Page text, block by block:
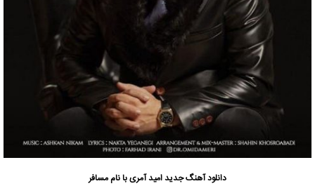
دانلود آهنگ جدیدامید آمریبا نام مسافر